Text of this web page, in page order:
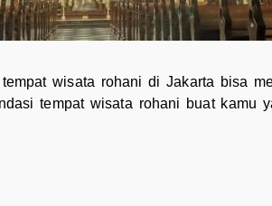
wisata rohani di Jakarta bisa
tempat wisata rohani buat kamu